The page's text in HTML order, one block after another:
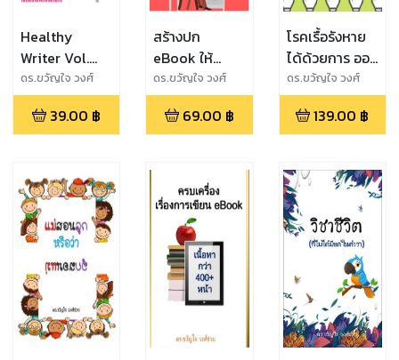
Healthy
Writer Vol.
Issue 12 (16
Oct 2019)
ดร.ขวัญใจ วงศ์
ช่วย
39.00 ฿
สร้างปก
eBook ให้
WOW! ได้
ภายใน 5 นาที
ดร.ขวัญใจ วงศ์
ช่วย
69.00 ฿
โรคเรื้อรังหาย
ได้ด้วยการ ออก
กำลังกาย (ฉบับ
ปรับปรุง I)
ดร.ขวัญใจ วงศ์
ช่วย
139.00 ฿